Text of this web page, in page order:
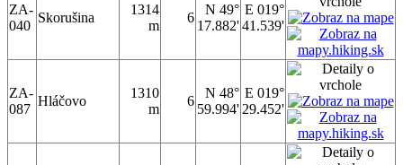
ZA-
040
Skorušina
1314
m
6
N 49°
17.882'
E 019°
41.539'
ZA-
087
Hláčovo
1310
m
6
N 48°
59.994'
E 019°
29.452'